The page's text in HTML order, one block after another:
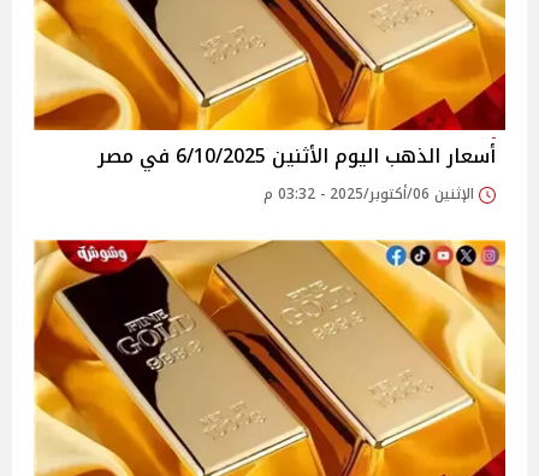
أسعار الذهب اليوم الأثنين 6/10/2025 في مصر
الإثنين 06/أكتوبر/2025 - 03:32 م